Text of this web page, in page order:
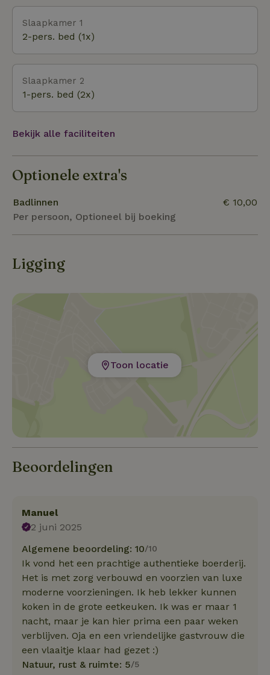
Slaapkamer 1
2-pers. bed (1x)
Slaapkamer 2
1-pers. bed (2x)
Bekijk alle faciliteiten
Optionele extra's
Badlinnen
Per persoon, Optioneel bij boeking
€ 10,00
Ligging
Toon locatie
Beoordelingen
Manuel
2 juni 2025
Algemene beoordeling: 10/10
Ik vond het een prachtige authentieke boerderij.
Het is met zorg verbouwd en voorzien van luxe
moderne voorzieningen. Ik heb lekker kunnen
koken in de grote eetkeuken. Ik was er maar 1
nacht, maar je kan hier prima een paar weken
verblijven. Oja en een vriendelijke gastvrouw die
een vlaaitje klaar had gezet :)
Natuur, rust & ruimte: 5/5